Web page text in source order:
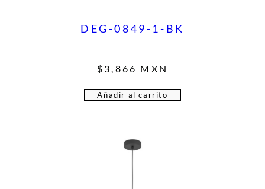
DEG-0849-1-BK
$ 3,866 MXN
Añadir al carrito